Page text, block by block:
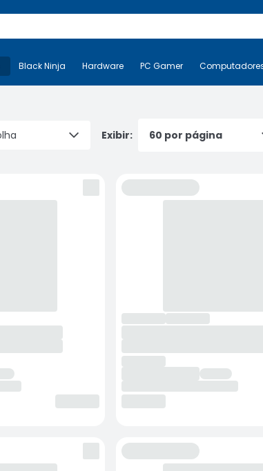
Mais-v- Black Ninja Hardware PC Gamer
Black Ninja Hardware PC Gamer
Exibir: